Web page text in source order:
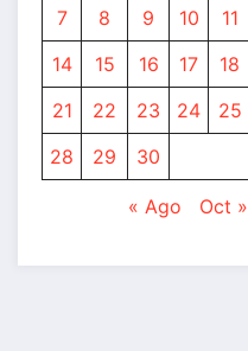
7 8 9 10 11
14
15 16 17 18
21
22 23 24 25
28
29 30
« Ago Oct »